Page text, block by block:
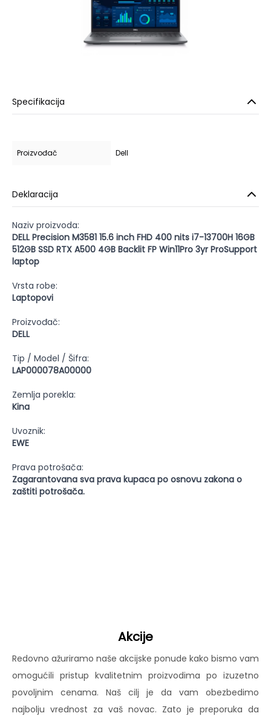
Specifikacija
Proizvođač Dell
Deklaracija
Naziv proizvoda:
DELL Precision M3581 15.6 inch FHD 400 nits i7-13700H 16GB
512GB SSD RTX A500 4GB Backlit FP Win11Pro 3yr ProSupport
laptop
Vrsta robe:
Laptopovi
Proizvođač:
DELL
Tip / Model / Šifra:
LAP000078A00000
Zemlja porekla:
Kina
Uvoznik:
EWE
Prava potrošača:
Zagarantovana sva prava kupaca po osnovu zakona o
zaštiti potrošača.
Akcije
Redovno ažuriramo naše akcijske ponude kako bismo vam
omogućili pristup kvalitetnim proizvodima po izuzetno
povoljnim cenama. Naš cilj je da vam obezbedimo
najbolju vrednost za vaš novac. Zato je preporuka da